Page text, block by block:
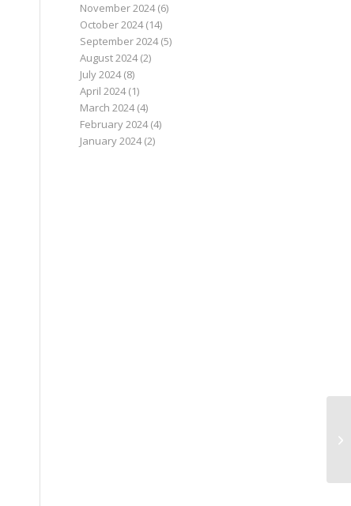
November 2024(6)
October 2024(14)
September 2024(5)
August 2024(2)
July 2024(8)
April 2024(1)
March 2024(4)
February 2024(4)
January 2024(2)